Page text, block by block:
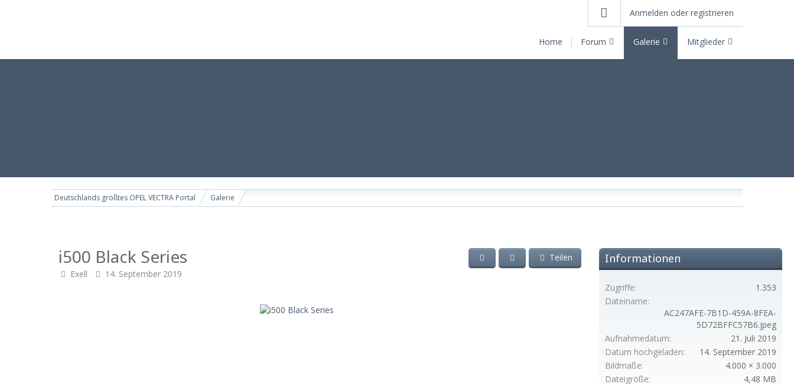
Home Forum Galerie Mitglieder
Anmelden oder registrieren
Deutschlands größtes OPEL VECTRA Portal Galerie
i500 Black Series
Exell 14. September 2019
Teilen Informationen
Zugriffe
1.353
Dateiname
AC247AFE-7B1D-459A-8FEA-
5D72BFFC57B6.jpeg
Aufnahmedatum
21. Juli 2019
Datum hochgeladen
14. September 2019
Bildmaße
4.000 × 3.000
Dateigröße
4,48 MB